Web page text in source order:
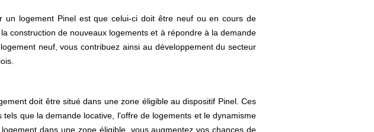
un logement Pinel est que celui-ci doit être neuf ou en cours de
construction de nouveaux logements et à répondre à la demande
neuf, vous contribuez ainsi au développement du secteur
doit être situé dans une zone éligible au dispositif Pinel. Ces
que la demande locative, l'offre de logements et le dynamisme
dans une zone éligible, vous augmentez vos chances de